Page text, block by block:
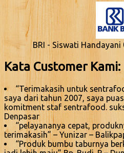
BRI - Siswati Handayani
Kata Customer Kami:
“Terimakasih untuk
saya dari tahun 2007, saya
komitment staf sentrafood.
Denpasar
“pelayananya cepat,
terimakasih” – Yunizar –
“Produk bumbu taburnya